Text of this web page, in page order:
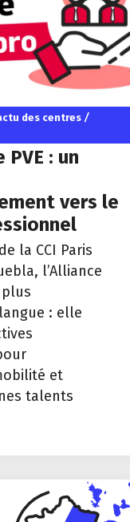
des centres/
: un
vers le
la CCI Paris
l’Alliance
plus
: elle
et
talents